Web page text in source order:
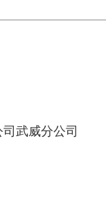
武威分公司